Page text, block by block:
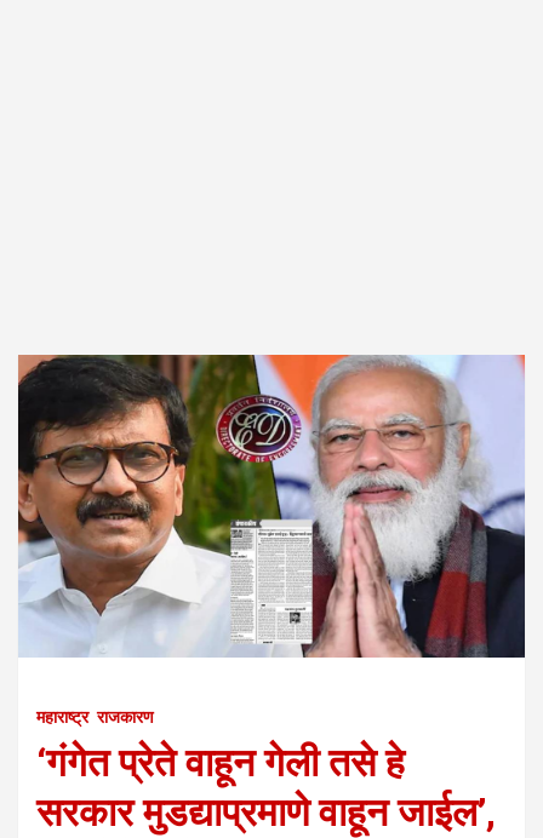
महाराष्ट्र राजकारण
‘गंगेत प्रेते वाहून गेली तसे हे
सरकार मुडद्याप्रमाणे वाहून जाईल’,